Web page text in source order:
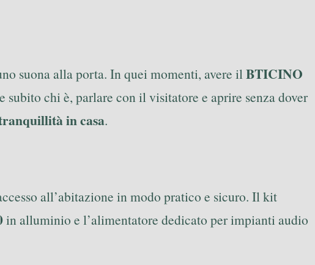
suona alla porta. In quei momenti, avere ilBTICINO
chi è, parlare con il visitatore e aprire senza dover
in casa.
all’abitazione in modo pratico e sicuro. Il kit
in alluminio e l’alimentatore dedicato per impianti audio